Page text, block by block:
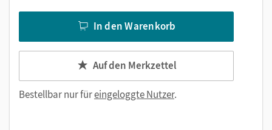
In den Warenkorb
Auf den Merkzettel
Bestellbar nur füreingeloggte Nutzer.